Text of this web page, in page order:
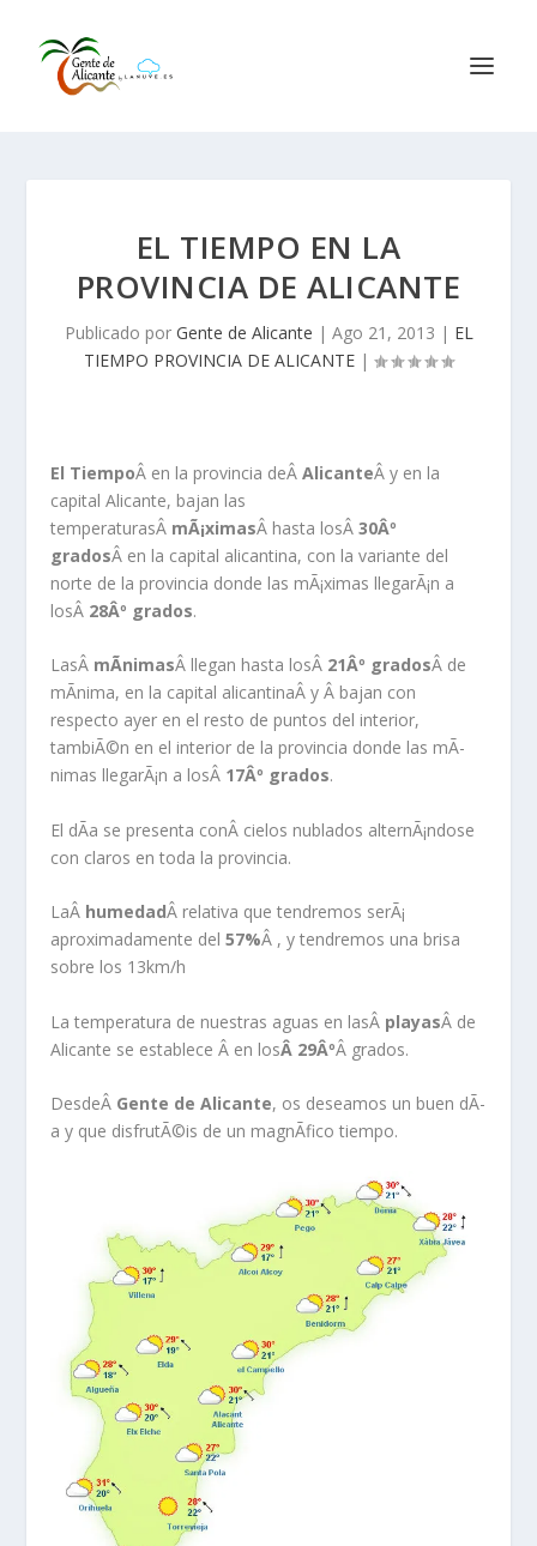
EL TIEMPO EN LA
PROVINCIA DE ALICANTE
Publicado por Gente de Alicante | Ago 21, 2013 | EL
TIEMPO PROVINCIA DE ALICANTE |
El TiempoÂ en la provincia deÂAlicanteÂ y en la
capital Alicante, bajan las
temperaturasÂ mÃ¡ximasÂ hasta losÂ30Âº
gradosÂ en la capital alicantina, con la variante del
norte de la provincia donde las mÃ¡ximas llegarÃ¡n a
losÂ 28Âº grados.
LasÂ mÃ­nimasÂ llegan hasta losÂ 21Âº gradosÂ de
mÃ­nima, en la capital alicantinaÂ y Â bajan con
respecto ayer en el resto de puntos del interior,
tambiÃ©n en el interior de la provincia donde las mÃ­
nimas llegarÃ¡n a losÂ 17Âº grados.
El dÃ­a se presenta conÂ cielos nublados alternÃ¡ndose
con claros en toda la provincia.
LaÂ humedadÂ relativa que tendremos serÃ¡
aproximadamente del57%Â , y tendremos una brisa
sobre los 13km/h
La temperatura de nuestras aguas en lasÂ playasÂ de
Alicante se establece Â en losÂ 29ÂºÂ grados.
DesdeÂ Gente de Alicante, os deseamos un buen dÃ­
a y que disfrutÃ©is de un magnÃ­fico tiempo.